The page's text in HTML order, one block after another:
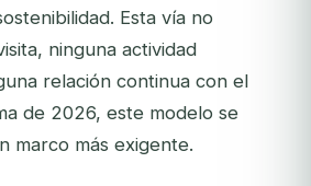
Esta vía no
ninguna actividad
relación continua con el
de 2026, este modelo se
marco más exigente.